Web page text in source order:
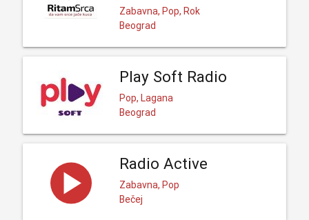
Zabavna, Pop, Rok
Beograd
Play Soft Radio
Pop, Lagana
Beograd
Radio Active
Zabavna, Pop
Bečej